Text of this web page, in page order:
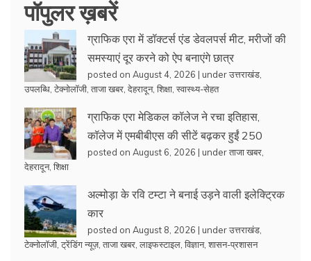
पॉपुलर ख़बरें
ग्राफिक एरा में डॉक्टर्स एंड डेवलपर्स मीट, मरीजों की
समस्याएं दूर करने को ऐप बनाएंगे छात्र
posted on August 4, 2026 | underउत्तराखंड,
उपलब्धि, टेक्नोलॉजी, ताजा खबर, देहरादून, शिक्षा, स्वास्थ्य-सेहत
ग्राफिक एरा मेडिकल कॉलेज ने रचा इतिहास,
कॉलेज में एमबीबीएस की सीटें बढ़कर हुईं 250
posted on August 6, 2026 | underताजा खबर,
देहरादून, शिक्षा
अल्मोड़ा के रवि टम्टा ने बनाई उड़ने वाली इलेक्ट्रिक
कार
posted on August 8, 2026 | underउत्तराखंड,
टेक्नोलॉजी, ट्रेंडिंग न्यूज़, ताजा खबर, लाइफस्टाइल, विज्ञान, शासन-प्रशासन